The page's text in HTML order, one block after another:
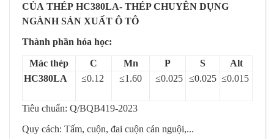
CỦA THÉP HC380LA- THÉP CHUYÊN DỤNG
NGÀNH SẢN XUẤT Ô TÔ
Thành phần hóa học:
Mác thép C Mn P S
Alt
HC380LA
≤0.12 ≤1.60 ≤0.025 ≤0.025 ≤0.015
Tiêu chuẩn: Q/BQB419-2023
Quy cách: Tấm, cuộn, đai cuộn cán nguội,...